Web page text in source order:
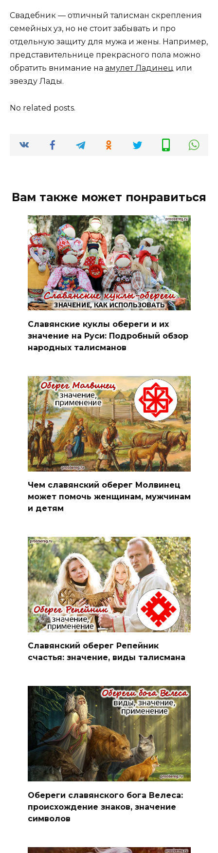
Свадебник — отличный талисман скрепления
семейных уз, но не стоит забывать и про
отдельную защиту для мужа и жены. Например,
представительнице прекрасного пола можно
обратить внимание на амулет Ладинец или
звезду Лады.
No related posts.
Вам также может понравиться
Славянские куклы обереги и их
значение на Руси: Подробный обзор
народных талисманов
Чем славянский оберег Молвинец
может помочь женщинам, мужчинам
и детям
Славянский оберег Репейник
счастья: значение, виды талисмана
Обереги славянского бога Велеса:
происхождение знаков, значение
символов